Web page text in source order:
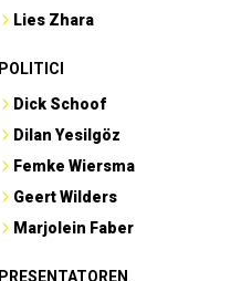
Lies Zhara
POLITICI
Dick Schoof
Dilan Yesilgöz
Femke Wiersma
Geert Wilders
Marjolein Faber
PRESENTATOREN